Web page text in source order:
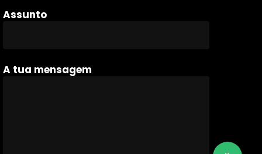
Assunto
A tua mensagem